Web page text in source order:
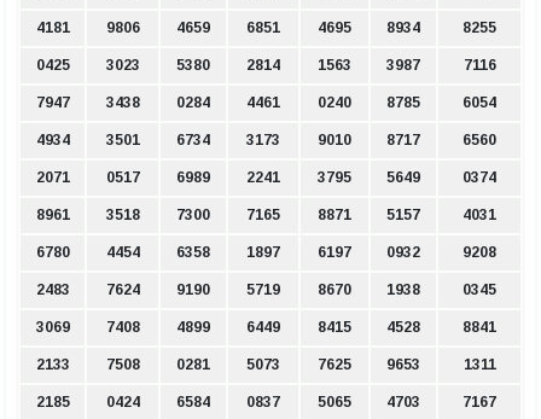
4181 9806 4659 6851 4695 8934 8255
0425 3023 5380 2814 1563 3987 7116
7947 3438 0284 4461 0240 8785 6054
4934 3501 6734 3173 9010 8717 6560
2071 0517 6989 2241 3795 5649 0374
8961 3518 7300 7165 8871 5157 4031
6780 4454 6358 1897 6197 0932 9208
2483 7624 9190 5719 8670 1938 0345
3069 7408 4899 6449 8415 4528 8841
2133 7508 0281 5073 7625 9653 1311
2185 0424 6584 0837 5065 4703 7167